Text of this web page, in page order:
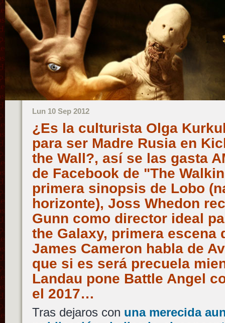
Lun 10 Sep 2012
¿Es la culturista Olga
para ser Madre Rusia en
the Wall?, así se las gasta
de Facebook de "The
primera sinopsis de Lobo
horizonte), Joss Whedon
Gunn como director ideal
the Galaxy, primera escena
James Cameron habla de
que si es será precuela
Landau pone Battle Angel
el 2017…
Tras dejaros con una merecida